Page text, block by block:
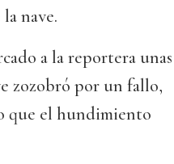
nave.
a la reportera unas
zozobró por un fallo,
que el hundimiento